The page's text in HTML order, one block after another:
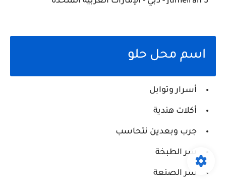
اسم محل حلو
أسرار وتوابل
أكلات هندية
جرب وبعدين نتحاسب
سر الطبخة
سر الصنعة